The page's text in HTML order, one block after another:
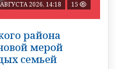
2026, 14:18 15
района
мерой
семьей